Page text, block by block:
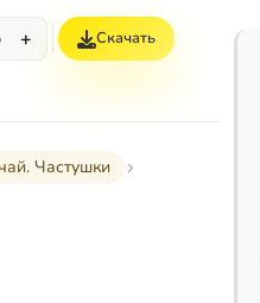
+ Скачать
Частушки